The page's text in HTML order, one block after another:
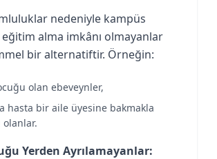
nedeniyle kampüs
alma imkânı olmayanlar
bir alternatiftir. Örneğin:
olan ebeveynler,
hasta bir aile üyesine bakmakla
Yerden Ayrılamayanlar: